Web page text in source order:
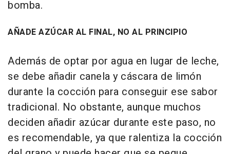
bomba.
AÑADE AZÚCAR AL FINAL, NO AL PRINCIPIO
Además de optar por agua en lugar de leche,
se debe añadir canela y cáscara de limón
durante la cocción para conseguir ese sabor
tradicional. No obstante, aunque muchos
deciden añadir azúcar durante este paso, no
es recomendable, ya que ralentiza la cocción